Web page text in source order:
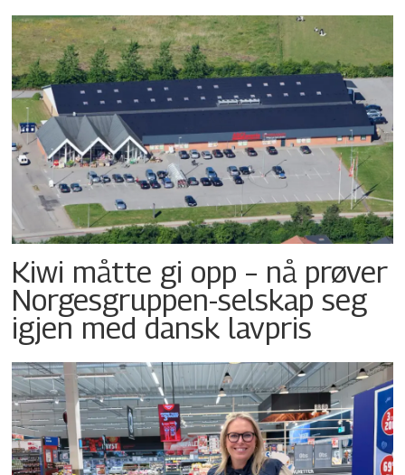
Kiwi måtte gi opp – nå prøver
Norgesgruppen-selskap seg
igjen med dansk lavpris